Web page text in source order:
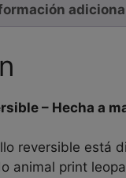
– Hecha a
reversible está
animal print